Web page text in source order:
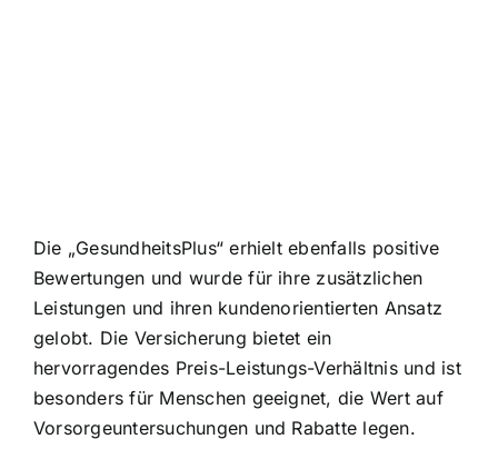
Die „GesundheitsPlus“ erhielt ebenfalls positive
Bewertungen und wurde für ihre zusätzlichen
Leistungen und ihren kundenorientierten Ansatz
gelobt. Die Versicherung bietet ein
hervorragendes Preis-Leistungs-Verhältnis und ist
besonders für Menschen geeignet, die Wert auf
Vorsorgeuntersuchungen und Rabatte legen.